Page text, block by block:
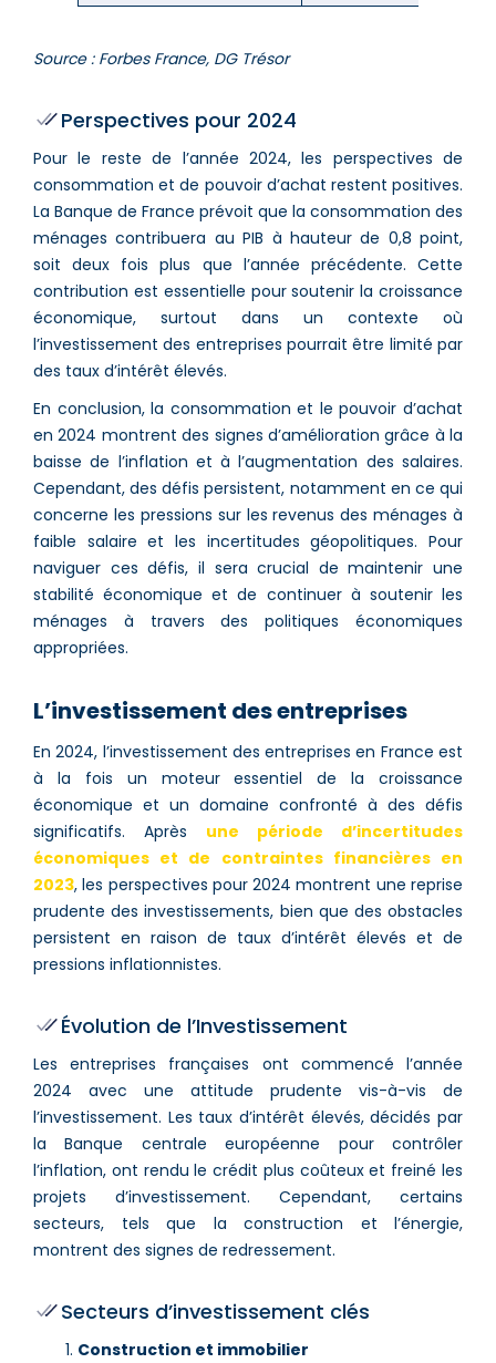
Source : Forbes France, DG Trésor
Perspectives pour 2024
Pour le reste de l’année 2024, les perspectives de
consommation et de pouvoir d’achat restent positives.
La Banque de France prévoit que la consommation des
ménages contribuera au PIB à hauteur de 0,8 point,
soit deux fois plus que l’année précédente​​. Cette
contribution est essentielle pour soutenir la croissance
économique, surtout dans un contexte où
l’investissement des entreprises pourrait être limité par
des taux d’intérêt élevés.
En conclusion, la consommation et le pouvoir d’achat
en 2024 montrent des signes d’amélioration grâce à la
baisse de l’inflation et à l’augmentation des salaires.
Cependant, des défis persistent, notamment en ce qui
concerne les pressions sur les revenus des ménages à
faible salaire et les incertitudes géopolitiques. Pour
naviguer ces défis, il sera crucial de maintenir une
stabilité économique et de continuer à soutenir les
ménages à travers des politiques économiques
appropriées.
L’investissement des entreprises
En 2024, l’investissement des entreprises en France est
à la fois un moteur essentiel de la croissance
économique et un domaine confronté à des défis
significatifs. Après une période d’incertitudes
économiques et de contraintes financières en
2023, les perspectives pour 2024 montrent une reprise
prudente des investissements, bien que des obstacles
persistent en raison de taux d’intérêt élevés et de
pressions inflationnistes.
Évolution de l’Investissement
Les entreprises françaises ont commencé l’année
2024 avec une attitude prudente vis-à-vis de
l’investissement. Les taux d’intérêt élevés, décidés par
la Banque centrale européenne pour contrôler
l’inflation, ont rendu le crédit plus coûteux et freiné les
projets d’investissement. Cependant, certains
secteurs, tels que la construction et l’énergie,
montrent des signes de redressement​.
Secteurs d’investissement clés
Construction et immobilier